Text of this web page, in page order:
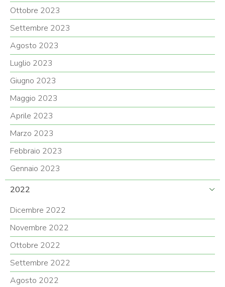
Ottobre 2023
Settembre 2023
Agosto 2023
Luglio 2023
Giugno 2023
Maggio 2023
Aprile 2023
Marzo 2023
Febbraio 2023
Gennaio 2023
2022
Dicembre 2022
Novembre 2022
Ottobre 2022
Settembre 2022
Agosto 2022